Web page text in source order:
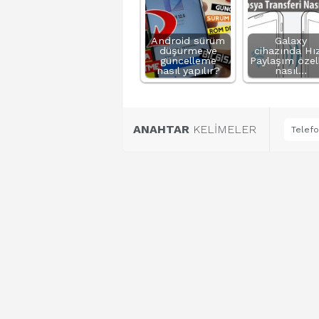
Android sürüm
düşürme ve
güncelleme
nasıl yapılır?
Galaxy
cihazında
Paylaşım
nasıl…
ANAHTAR KELİMELER